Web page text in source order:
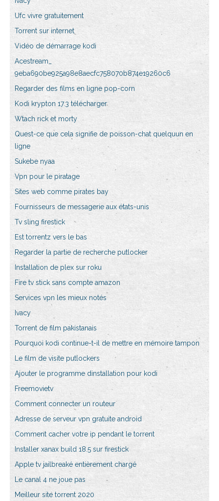
Ufc vivre gratuitement
Torrent sur internet
Vidéo de démarrage kodi
Acestream_
9eba690be925a98e8aecfc758070b874e19260c6
Regarder des films en ligne pop-corn
Kodi krypton 17.3 télécharger
Wtach rick et morty
Quest-ce que cela signifie de poisson-chat quelquun en
ligne
Sukebe nyaa
Vpn pour le piratage
Sites web comme pirates bay
Fournisseurs de messagerie aux états-unis
Tv sling firestick
Est torrentz vers le bas
Regarder la partie de recherche putlocker
Installation de plex sur roku
Fire tv stick sans compte amazon
Services vpn les mieux notés
Ivacy
Torrent de film pakistanais
Pourquoi kodi continue-t-il de mettre en mémoire tampon
Le film de visite putlockers
Ajouter le programme dinstallation pour kodi
Freemovietv
Comment connecter un routeur
Adresse de serveur vpn gratuite android
Comment cacher votre ip pendant le torrent
Installer xanax build 18.5 sur firestick
Apple tv jailbreaké entièrement chargé
Le canal 4 ne joue pas
Meilleur site torrent 2020